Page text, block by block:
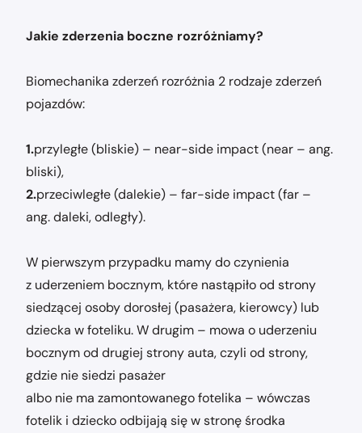
Jakie zderzenia boczne rozróżniamy?
Biomechanika zderzeń rozróżnia 2 rodzaje zderzeń
pojazdów:
1.przyległe (bliskie) – near-side impact (near – ang.
bliski),
2.przeciwległe (dalekie) – far-side impact (far –
ang. daleki, odległy).
W pierwszym przypadku mamy do czynienia
z uderzeniem bocznym, które nastąpiło od strony
siedzącej osoby dorosłej (pasażera, kierowcy) lub
dziecka w foteliku. W drugim – mowa o uderzeniu
bocznym od drugiej strony auta, czyli od strony,
gdzie nie siedzi pasażer
albo nie ma zamontowanego fotelika – wówczas
fotelik i dziecko odbijają się w stronę środka